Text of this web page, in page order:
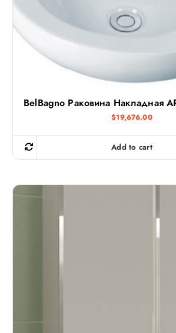
BelBagno Раковина Накладная
$19,676.00
Add to cart